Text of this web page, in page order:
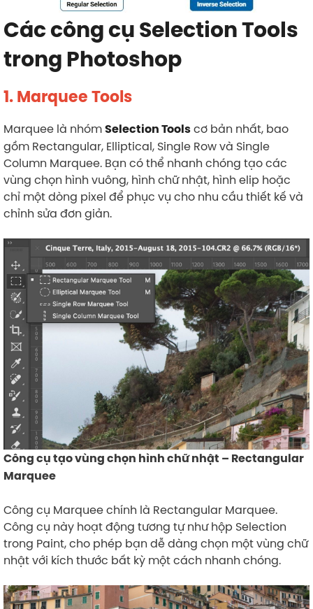
Các công cụ Selection Tools
trong Photoshop
1. Marquee Tools
Marquee là nhómSelection Toolscơ bản nhất, bao
gồm Rectangular, Elliptical, Single Row và Single
Column Marquee. Bạn có thể nhanh chóng tạo các
vùng chọn hình vuông, hình chữ nhật, hình elip hoặc
chỉ một dòng pixel để phục vụ cho nhu cầu thiết kế và
chỉnh sửa đơn giản.
Công cụ tạo vùng chọn hình chữ nhật – Rectangular
Marquee
Công cụ Marquee chính là Rectangular Marquee.
Công cụ này hoạt động tương tự như hộp Selection
trong Paint, cho phép bạn dễ dàng chọn một vùng chữ
nhật với kích thước bất kỳ một cách nhanh chóng.